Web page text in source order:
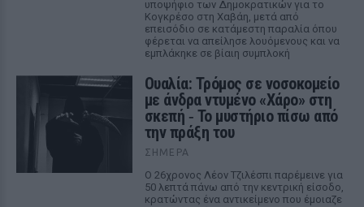
υποψήφιο των Δημοκρατικών για το
Κογκρέσο στη Χαβάη, μετά από
επεισόδιο σε κατάμεστη παραλία όπου
φέρεται να απείλησε λουόμενους και να
εμπλάκηκε σε βίαιη συμπλοκή
Ουαλία: Τρόμος σε νοσοκομείο
με άνδρα ντυμένο «Χάρο» στη
σκεπή ‑ Το μυστήριο πίσω από
την πράξη του
ΣΉΜΕΡΑ
Ο 26χρονος Λέον Τζιλέσπι παρέμεινε για
50 λεπτά πάνω από την κεντρική είσοδο,
κρατώντας ένα αντικείμενο που έμοιαζε